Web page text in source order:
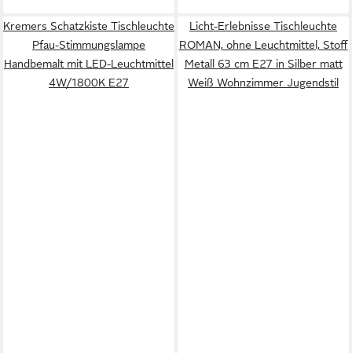
Kremers Schatzkiste Tischleuchte
Pfau-Stimmungslampe
Handbemalt mit LED-Leuchtmittel
4W/1800K E27
Licht-Erlebnisse Tischleuchte
ROMAN, ohne Leuchtmittel, Stoff
Metall 63 cm E27 in Silber matt
Weiß Wohnzimmer Jugendstil